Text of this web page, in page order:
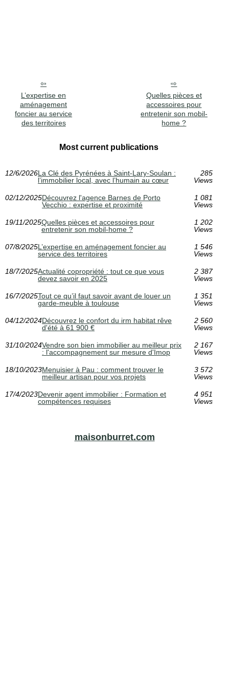
L’expertise en
aménagement
foncier au service
des territoires
Quelles pièces et
accessoires pour
entretenir son mobil-
home ?
Most current publications
12/6/2026La Clé des Pyrénées à Saint‑Lary‑Soulan :
l’immobilier local, avec l’humain au cœur
285
Views
02/12/2025Découvrez l'agence Barnes de Porto
Vecchio : expertise et proximité
1 081
Views
19/11/2025Quelles pièces et accessoires pour
entretenir son mobil-home ?
1 202
Views
07/8/2025L’expertise en aménagement foncier au
service des territoires
1 546
Views
18/7/2025Actualité copropriété : tout ce que vous
devez savoir en 2025
2 387
Views
16/7/2025Tout ce qu’il faut savoir avant de louer un
garde-meuble à toulouse
1 351
Views
04/12/2024Découvrez le confort du irm habitat rêve
d'été à 61 900 €
2 560
Views
31/10/2024Vendre son bien immobilier au meilleur prix
: l'accompagnement sur mesure d'Imop
2 167
Views
18/10/2023Menuisier à Pau : comment trouver le
meilleur artisan pour vos projets
3 572
Views
17/4/2023Devenir agent immobilier : Formation et
compétences requises
4 951
Views
maisonburret.com